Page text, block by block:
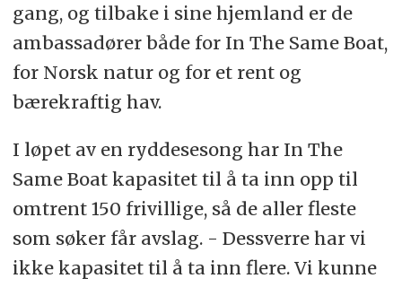
gang, og tilbake i sine hjemland er de
ambassadører både for In The Same Boat,
for Norsk natur og for et rent og
bærekraftig hav.
I løpet av en ryddesesong har In The
Same Boat kapasitet til å ta inn opp til
omtrent 150 frivillige, så de aller fleste
som søker får avslag. - Dessverre har vi
ikke kapasitet til å ta inn flere. Vi kunne